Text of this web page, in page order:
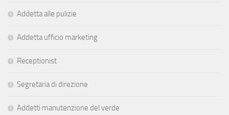
Addetta alle pulizie
Addetta ufficio marketing
Receptionist
Segretaria di direzione
Addetti manutenzione del verde